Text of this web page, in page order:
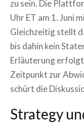
zu sein. Die
Uhr ET am 1. Juni
Gleichzeitig stellt
bis dahin kein
Erläuterung
Zeitpunkt zur
schürt die
Strategy